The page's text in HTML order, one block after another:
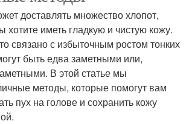
доставлять множество хлопот,
хотите иметь гладкую и чистую кожу.
связано с избыточным ростом тонких
быть едва заметными или,
В этой статье мы
методы, которые помогут вам
пух на голове и сохранить кожу